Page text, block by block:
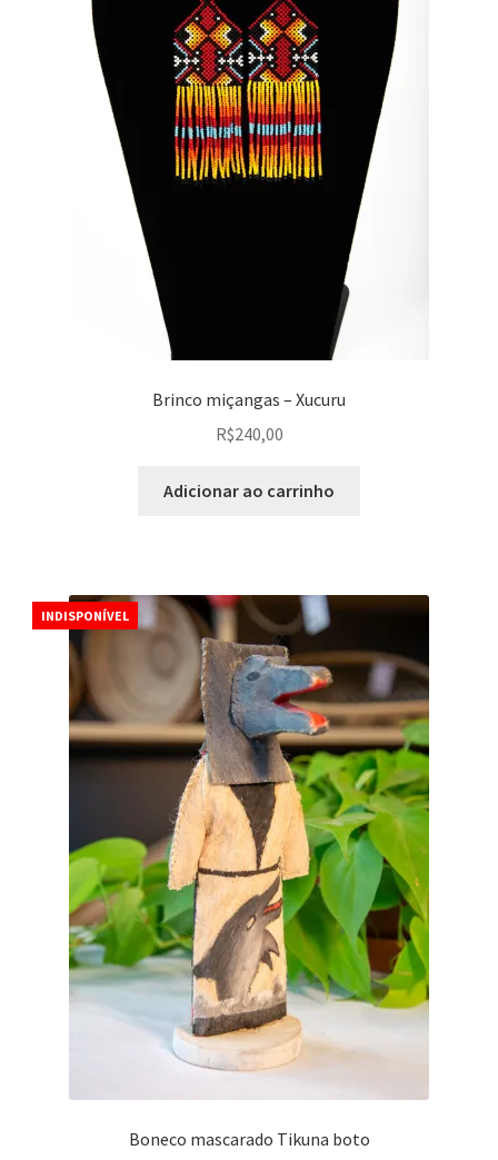
Brinco miçangas – Xucuru
R$240,00
Adicionar ao carrinho
INDISPONÍVEL
Boneco mascarado Tikuna boto